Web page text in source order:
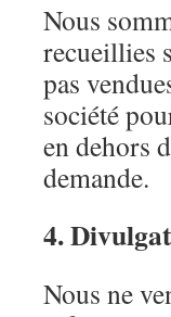
Nous
recueillies
pas
société
en dehors
demande.
4.
Nous ne